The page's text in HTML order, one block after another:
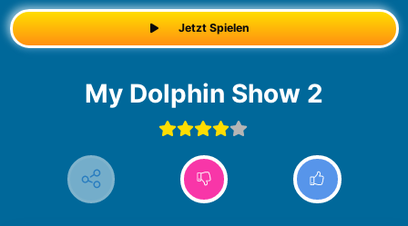
Jetzt Spielen
My Dolphin Show 2